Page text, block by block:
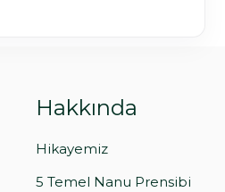
Hakkında
Hikayemiz
5 Temel Nanu Prensibi